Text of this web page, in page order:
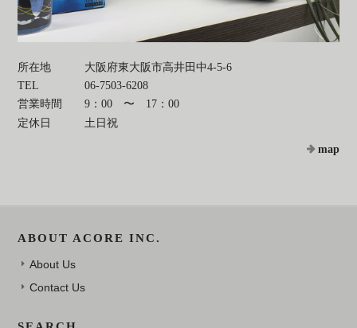
所在地
大阪府東大阪市高井田中4-5-6
TEL
06-7503-6208
営業時間
9：00 〜 17：00
定休日
土日祝
map
ABOUT ACORE INC.
About Us
Contact Us